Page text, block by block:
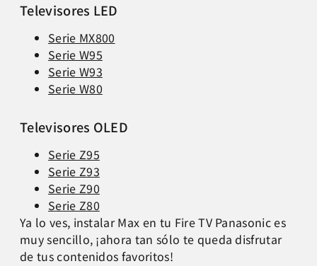
Televisores LED
Serie MX800
Serie W95
Serie W93
Serie W80
Televisores OLED
Serie Z95
Serie Z93
Serie Z90
Serie Z80
Ya lo ves, instalar Max en tu Fire TV Panasonic es
muy sencillo, ¡ahora tan sólo te queda disfrutar
de tus contenidos favoritos!